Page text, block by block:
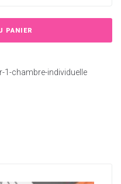
PANIER
1-chambre-individuelle